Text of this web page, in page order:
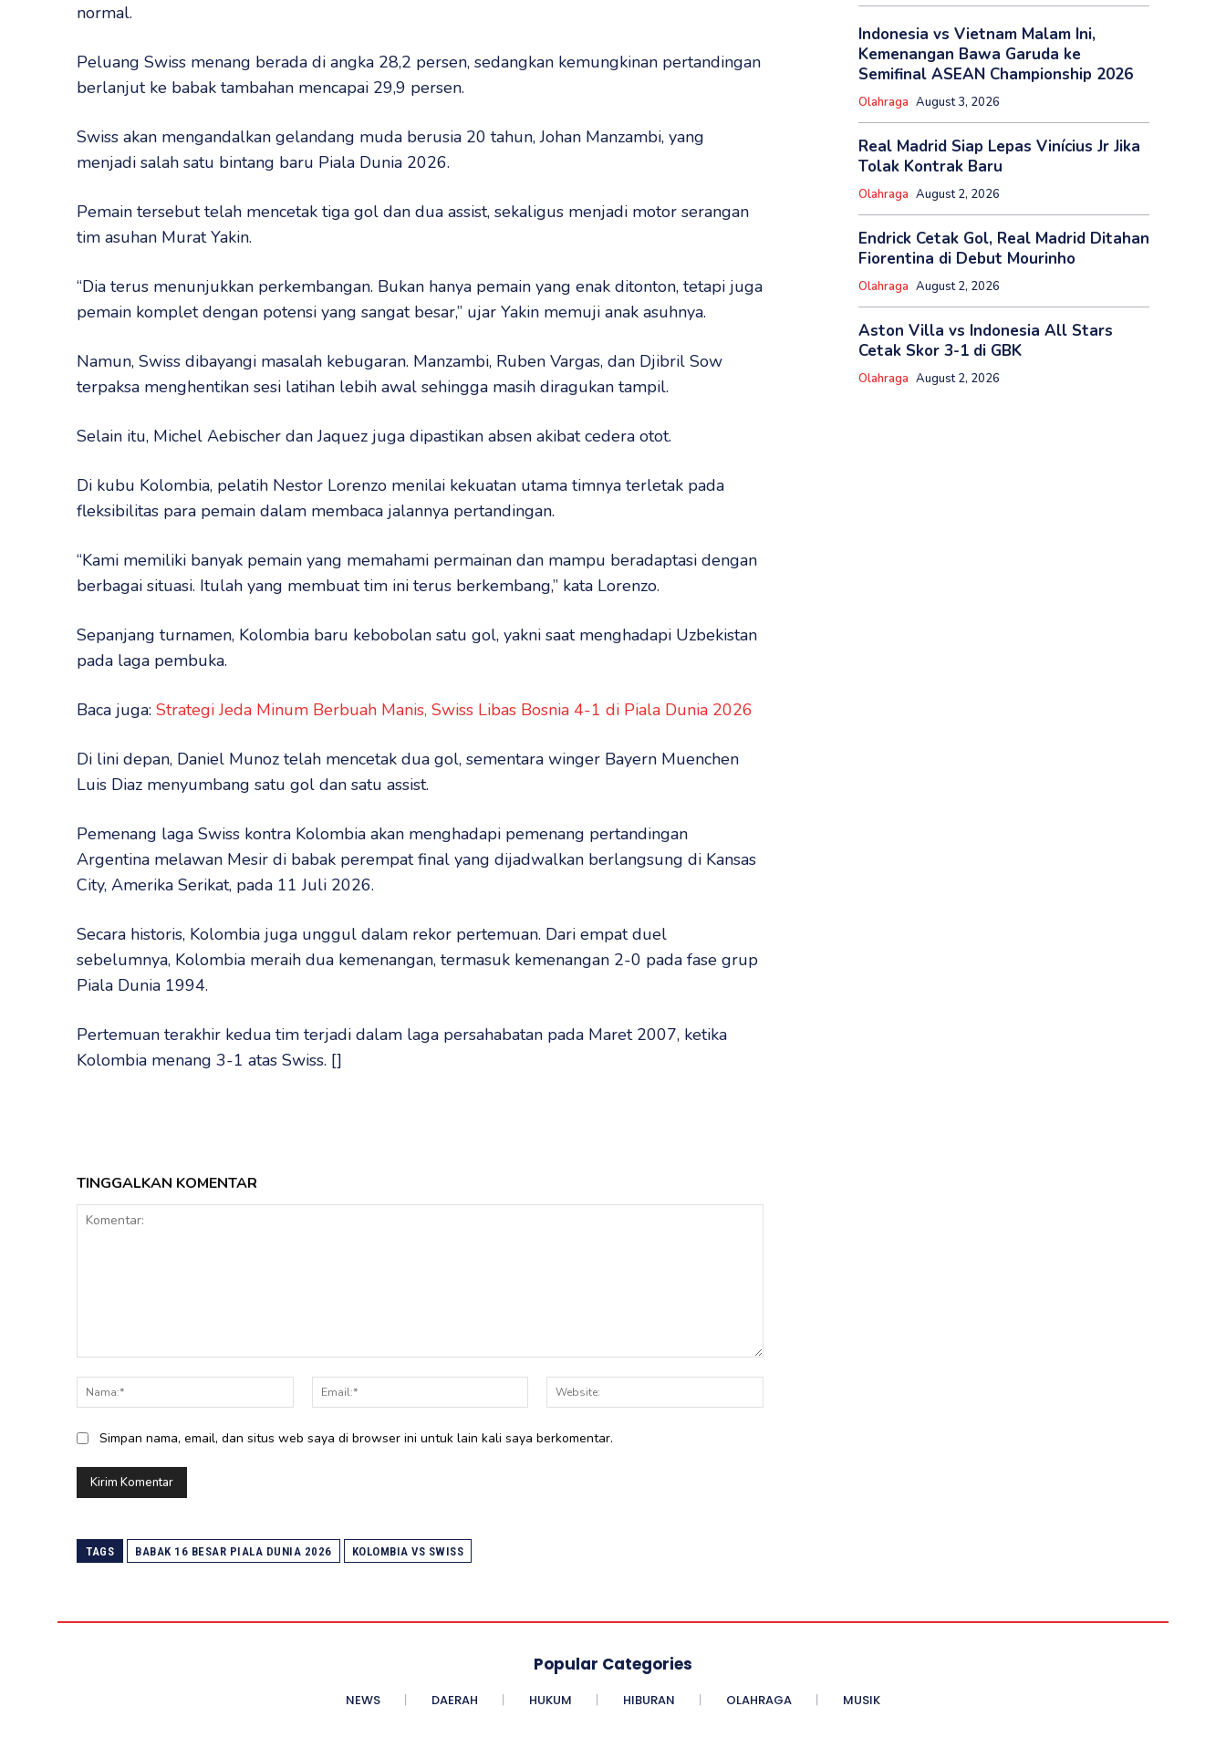
normal.
Peluang Swiss menang berada di angka 28,2 persen, sedangkan kemungkinan pertandingan
berlanjut ke babak tambahan mencapai 29,9 persen.
Swiss akan mengandalkan gelandang muda berusia 20 tahun, Johan Manzambi, yang
menjadi salah satu bintang baru Piala Dunia 2026.
Pemain tersebut telah mencetak tiga gol dan dua assist, sekaligus menjadi motor serangan
tim asuhan Murat Yakin.
“Dia terus menunjukkan perkembangan. Bukan hanya pemain yang enak ditonton, tetapi juga
pemain komplet dengan potensi yang sangat besar,” ujar Yakin memuji anak asuhnya.
Namun, Swiss dibayangi masalah kebugaran. Manzambi, Ruben Vargas, dan Djibril Sow
terpaksa menghentikan sesi latihan lebih awal sehingga masih diragukan tampil.
Selain itu, Michel Aebischer dan Jaquez juga dipastikan absen akibat cedera otot.
Di kubu Kolombia, pelatih Nestor Lorenzo menilai kekuatan utama timnya terletak pada
fleksibilitas para pemain dalam membaca jalannya pertandingan.
“Kami memiliki banyak pemain yang memahami permainan dan mampu beradaptasi dengan
berbagai situasi. Itulah yang membuat tim ini terus berkembang,” kata Lorenzo.
Sepanjang turnamen, Kolombia baru kebobolan satu gol, yakni saat menghadapi Uzbekistan
pada laga pembuka.
Baca juga: Strategi Jeda Minum Berbuah Manis, Swiss Libas Bosnia 4-1 di Piala Dunia 2026
Di lini depan, Daniel Munoz telah mencetak dua gol, sementara winger Bayern Muenchen
Luis Diaz menyumbang satu gol dan satu assist.
Pemenang laga Swiss kontra Kolombia akan menghadapi pemenang pertandingan
Argentina melawan Mesir di babak perempat final yang dijadwalkan berlangsung di Kansas
City, Amerika Serikat, pada 11 Juli 2026.
Secara historis, Kolombia juga unggul dalam rekor pertemuan. Dari empat duel
sebelumnya, Kolombia meraih dua kemenangan, termasuk kemenangan 2-0 pada fase grup
Piala Dunia 1994.
Pertemuan terakhir kedua tim terjadi dalam laga persahabatan pada Maret 2007, ketika
Kolombia menang 3-1 atas Swiss. []
TINGGALKAN KOMENTAR
Nama:*
Email:*
Simpan nama, email, dan situs web saya di browser ini untuk lain kali saya berkomentar.
TAGS BABAK 16 BESAR PIALA DUNIA 2026 KOLOMBIA VS SWISS
Indonesia vs Vietnam Malam Ini,
Kemenangan Bawa Garuda ke
Semifinal ASEAN Championship 2026
Olahraga August 3, 2026
Real Madrid Siap Lepas Vinícius Jr Jika
Tolak Kontrak Baru
Olahraga August 2, 2026
Endrick Cetak Gol, Real Madrid Ditahan
Fiorentina di Debut Mourinho
Olahraga August 2, 2026
Aston Villa vs Indonesia All Stars
Cetak Skor 3-1 di GBK
Olahraga August 2, 2026
Popular Categories
NEWS DAERAH HUKUM HIBURAN OLAHRAGA MUSIK